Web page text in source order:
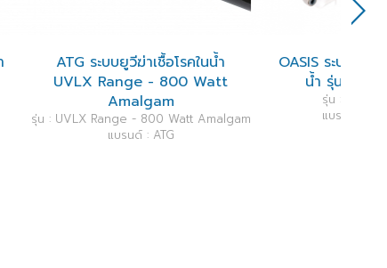
าเชื้อโรคในน้ำ
- 800 Watt
800 Watt Amalgam
OASIS ระบบยูวีฆ่าเขื้อโรคใน
น้ำ รุ่น Ultra BluV
แบรนด์ : Oasis